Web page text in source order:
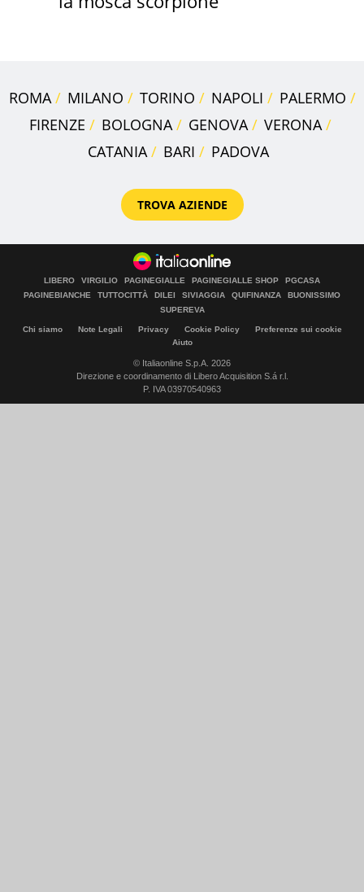
ROMA MILANO TORINO NAPOLI
PALERMO
FIRENZE
BOLOGNA GENOVA
VERONA
CATANIA
BARI PADOVA
TROVA AZIENDE
LIBERO VIRGILIO PAGINEGIALLE PAGINEGIALLE SHOP
PGCASA
PAGINEBIANCHE
TUTTOCITTÀ DILEI SIVIAGGIA QUIFINANZA
BUONISSIMO
SUPEREVA
Chi siamo Note Legali Privacy Cookie Policy
Preferenze sui cookie
Aiuto
© Italiaonline S.p.A. 2026
Direzione e coordinamento di Libero Acquisition S.á r.l.
P. IVA 03970540963